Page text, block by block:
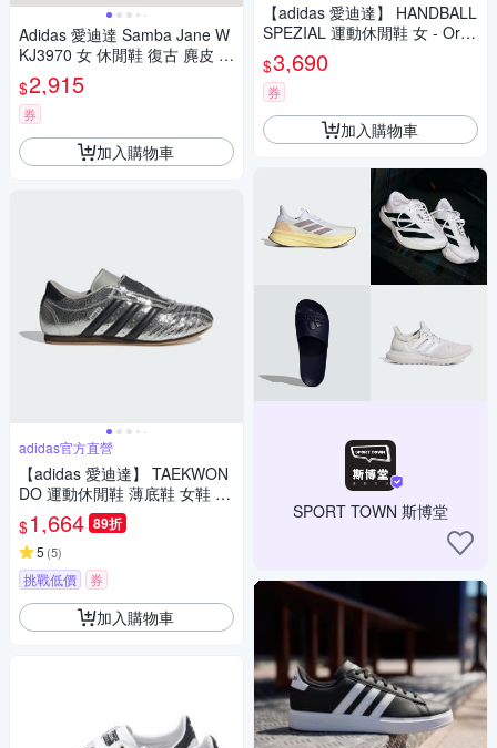
Adidas 愛迪達 Samba Jane W
KJ3970 女 休閒鞋 復古 麂皮 流
行 黑 瑪莉珍
$2,915
券
加入購物車
adidas官方直營
【adidas 愛迪達】 TAEKWON
DO 運動休閒鞋 薄底鞋 女鞋 -
Originals JH9664
$1,664 89折
5 (5)
挑戰低價 券
加入購物車
【adidas 愛迪達】 HANDBALL
SPEZIAL 運動休閒鞋 女 - Origi
nals IF6490
$3,690
券
加入購物車
SPORT TOWN 斯博堂